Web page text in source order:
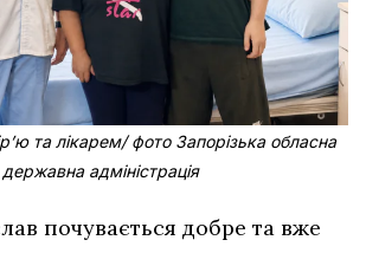
та лікарем/ фото Запорізька обласна
державна адміністрація
почувається добре та вже